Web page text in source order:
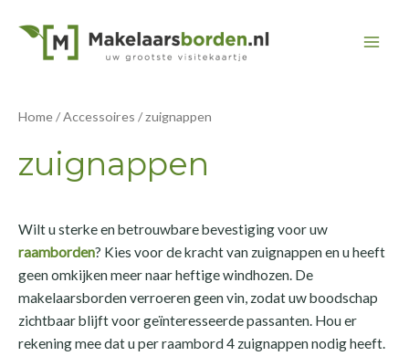
naar
Home/Accessoires / zuignappen
zuignappen
Wilt u sterke en betrouwbare bevestiging voor uw
raamborden? Kies voor de kracht van zuignappen en u heeft
geen omkijken meer naar heftige windhozen. De
makelaarsborden verroeren geen vin, zodat uw boodschap
zichtbaar blijft voor geïnteresseerde passanten. Hou er
rekening mee dat u per raambord 4 zuignappen nodig heeft.